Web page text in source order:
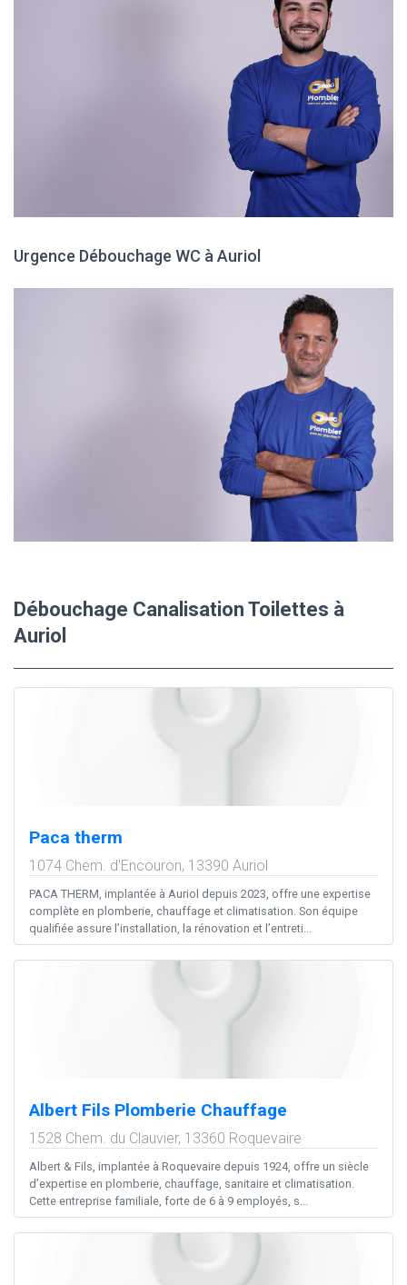
Urgence Débouchage WC à Auriol
Débouchage Canalisation Toilettes à
Auriol
Paca therm
1074 Chem. d'Encouron, 13390 Auriol
PACA THERM, implantée à Auriol depuis 2023, offre une expertise
complète en plomberie, chauffage et climatisation. Son équipe
qualifiée assure l’installation, la rénovation et l’entreti...
Albert Fils Plomberie Chauffage
1528 Chem. du Clauvier, 13360 Roquevaire
Albert & Fils, implantée à Roquevaire depuis 1924, offre un siècle
d’expertise en plomberie, chauffage, sanitaire et climatisation.
Cette entreprise familiale, forte de 6 à 9 employés, s...